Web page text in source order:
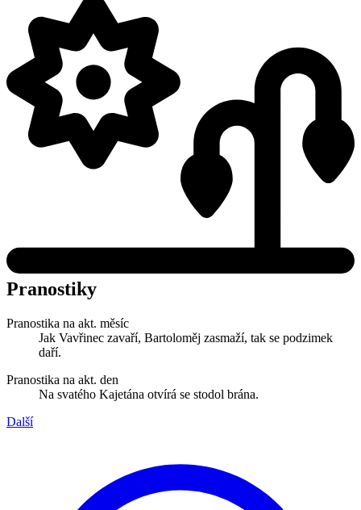
Pranostiky
Pranostika na akt. měsíc
Jak Vavřinec zavaří, Bartoloměj zasmaží, tak se podzimek
daří.
Pranostika na akt. den
Na svatého Kajetána otvírá se stodol brána.
Další